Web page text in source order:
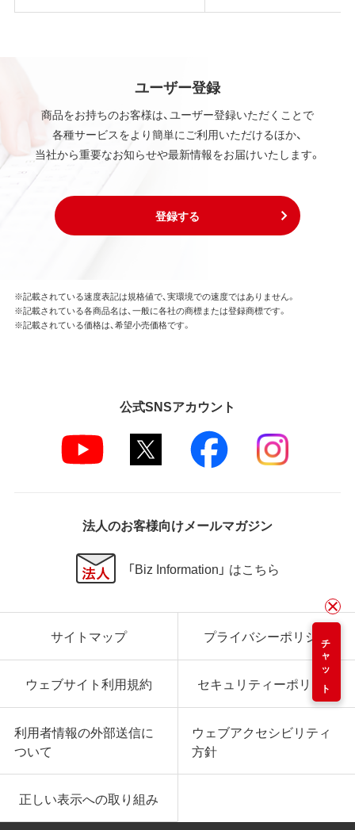
ユーザー登録
商品をお持ちのお客様は、ユーザー登録いただくことで
各種サービスをより簡単にご利用いただけるほか、
当社から重要なお知らせや最新情報をお届けいたします。
登録する
チャット
※記載されている速度表記は規格値で、実環境での速度ではありません。
※記載されている各商品名は、一般に各社の商標または登録商標です。
※記載されている価格は、希望小売価格です。
公式SNSアカウント
法人のお客様向けメールマガジン
「Biz Information」 はこちら
サイトマップ プライバシーポリシー
ウェブサイト利用規約 セキュリティーポリシー
利用者情報の外部送信に
ついて
ウェブアクセシビリティ
方針
正しい表示への取り組み